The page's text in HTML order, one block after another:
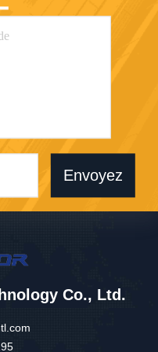
Envoyez
Co., Ltd.